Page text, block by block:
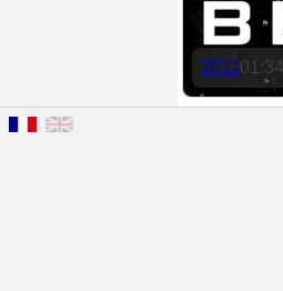
201101:34